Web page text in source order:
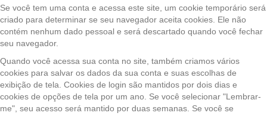
Se você tem uma conta e acessa este site, um cookie temporário será
criado para determinar se seu navegador aceita cookies. Ele não
contém nenhum dado pessoal e será descartado quando você fechar
seu navegador.
Quando você acessa sua conta no site, também criamos vários
cookies para salvar os dados da sua conta e suas escolhas de
exibição de tela. Cookies de login são mantidos por dois dias e
cookies de opções de tela por um ano. Se você selecionar "Lembrar-
me", seu acesso será mantido por duas semanas. Se você se